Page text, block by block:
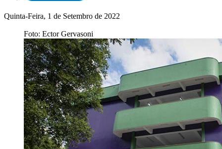
Quinta-Feira, 1 de Setembro de 2022
Foto: Ector Gervasoni